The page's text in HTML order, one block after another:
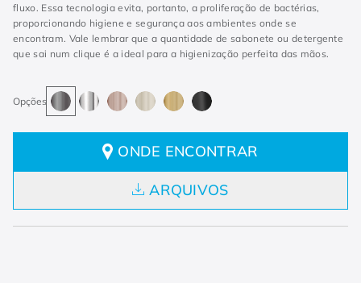
fluxo. Essa tecnologia evita, portanto, a proliferação de bactérias,
proporcionando higiene e segurança aos ambientes onde se
encontram. Vale lembrar que a quantidade de sabonete ou detergente
que sai num clique é a ideal para a higienização perfeita das mãos.
ONDE ENCONTRAR
ARQUIVOS